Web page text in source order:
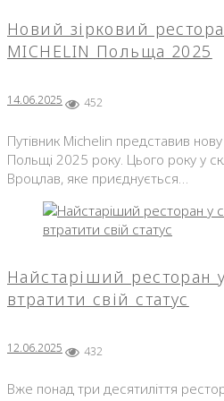
Новий зірковий
MICHELIN Польща 2025
14.06.2025 452
Путівник Michelin представив
Польщі 2025 року. Цього року у
Вроцлав, яке приєднується…
Найстаріший ресторан
втратити свій статус
12.06.2025 432
Вже понад три десятиліття